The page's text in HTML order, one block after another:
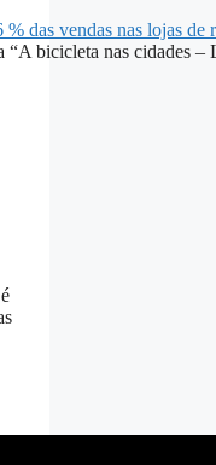
bicicleta nas cidades –